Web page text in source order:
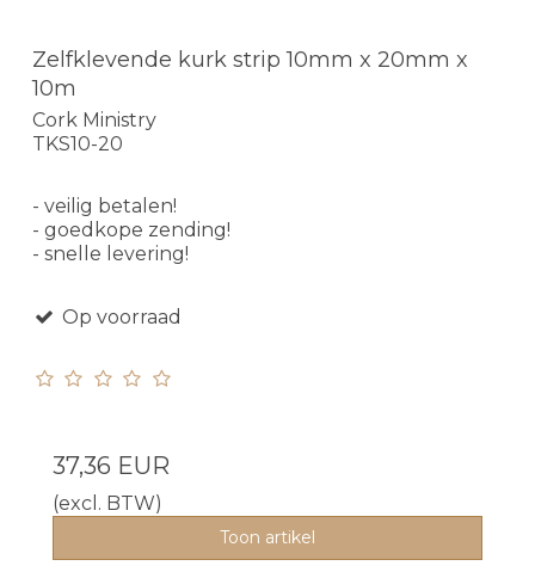
Zelfklevende kurk strip 10mm x 20mm x
10m
Cork Ministry
TKS10-20
- veilig betalen!
- goedkope zending!
- snelle levering!
Op voorraad
37,36 EUR
(excl. BTW)
Toon artikel